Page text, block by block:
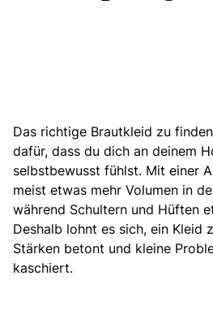
Das richtige Brautkleid zu
dafür, dass du dich an deinem
selbstbewusst fühlst. Mit einer
meist etwas mehr Volumen in
während Schultern und Hüften
Deshalb lohnt es sich, ein Kleid
Stärken betont und kleine
kaschiert.